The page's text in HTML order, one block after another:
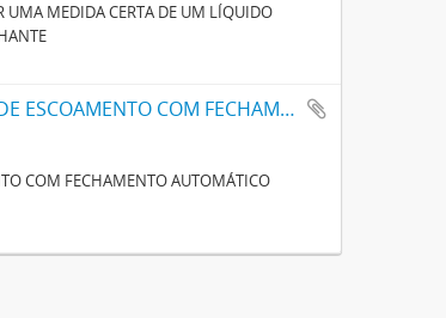
UMA MEDIDA CERTA DE UM LÍQUIDO
UM NOVO ASSUCAREIRO FECHADO COM ABERTURA DE ESCOAMENTO COM FECHAMENTO AUTOMATICO
COM FECHAMENTO AUTOMÁTICO